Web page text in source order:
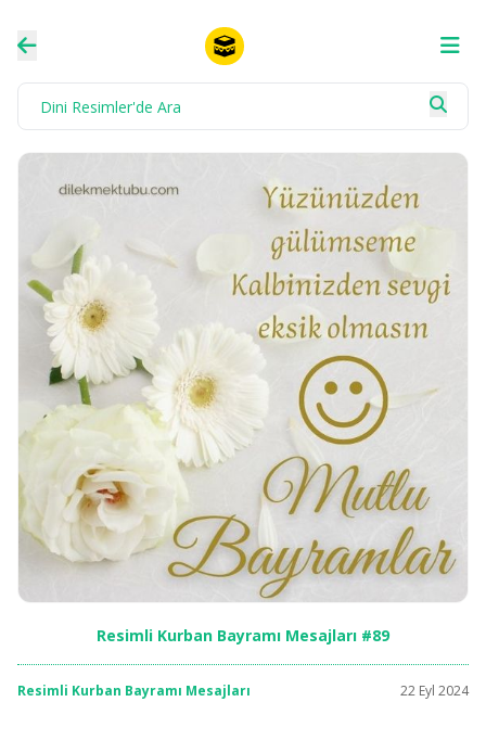
Resimli Kurban Bayramı Mesajları #89
Resimli Kurban Bayramı Mesajları 22 Eyl 2024